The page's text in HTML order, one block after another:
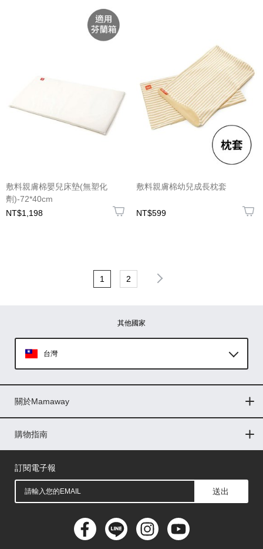
敷料親膚棉嬰兒床墊(無塑化
劑)-72*40cm
NT$1,198
敷料親膚棉幼兒成長枕套
NT$599
1 2
其他國家
台灣
印尼
菲律賓
馬來西亞
關於Mamaway
門市據點
最新消息
品牌故事
人力招募
媒體花絮
隱私權聲明
CSR企業社會責任
購物指南
購物常見問題
退換貨問題
儲值金使用條款
購買儲值金
發票問題
會員權益
線上留言
吸乳器-免費體驗
訂閱電子報
送出